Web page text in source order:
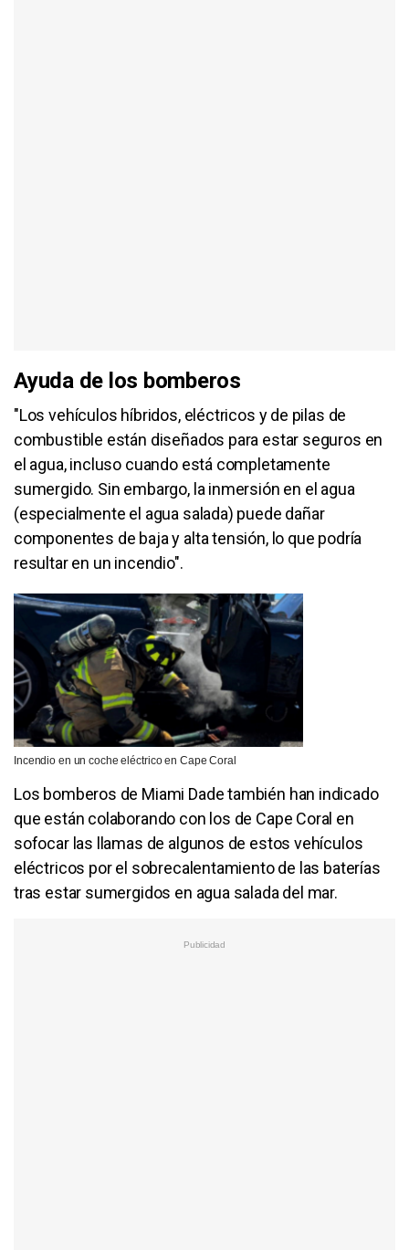
Ayuda de los bomberos
"Los vehículos híbridos, eléctricos y de pilas de
combustible están diseñados para estar seguros en
el agua, incluso cuando está completamente
sumergido. Sin embargo, la inmersión en el agua
(especialmente el agua salada) puede dañar
componentes de baja y alta tensión, lo que podría
resultar en un incendio".
Incendio en un coche eléctrico en Cape Coral
Los bomberos de Miami Dade también han indicado
que están colaborando con los de Cape Coral en
sofocar las llamas de algunos de estos vehículos
eléctricos por el sobrecalentamiento de las baterías
tras estar sumergidos en agua salada del mar.